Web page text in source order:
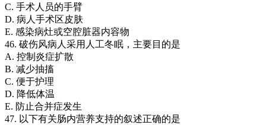
C. 手术人员的手臂
D. 病人手术区皮肤
E. 感染病灶或空腔脏器内容物
46. 破伤风病人采用人工冬眠，主要目的是
A. 控制炎症扩散
B. 减少抽搐
C. 便于护理
D. 降低体温
E. 防止合并症发生
47. 以下有关肠内营养支持的叙述正确的是